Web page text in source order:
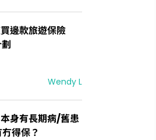
邊款旅遊保險
Wendy L
本身有長期病/舊患
得保？